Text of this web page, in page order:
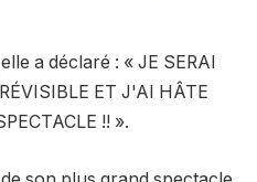
a déclaré : « JE SERAI
ET J'AI HÂTE
!! ».